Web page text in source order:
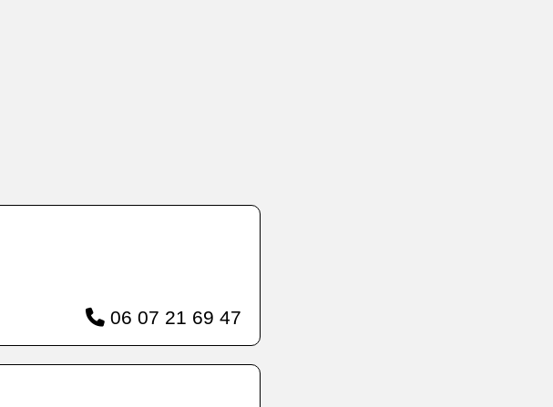
06 07 21 69 47